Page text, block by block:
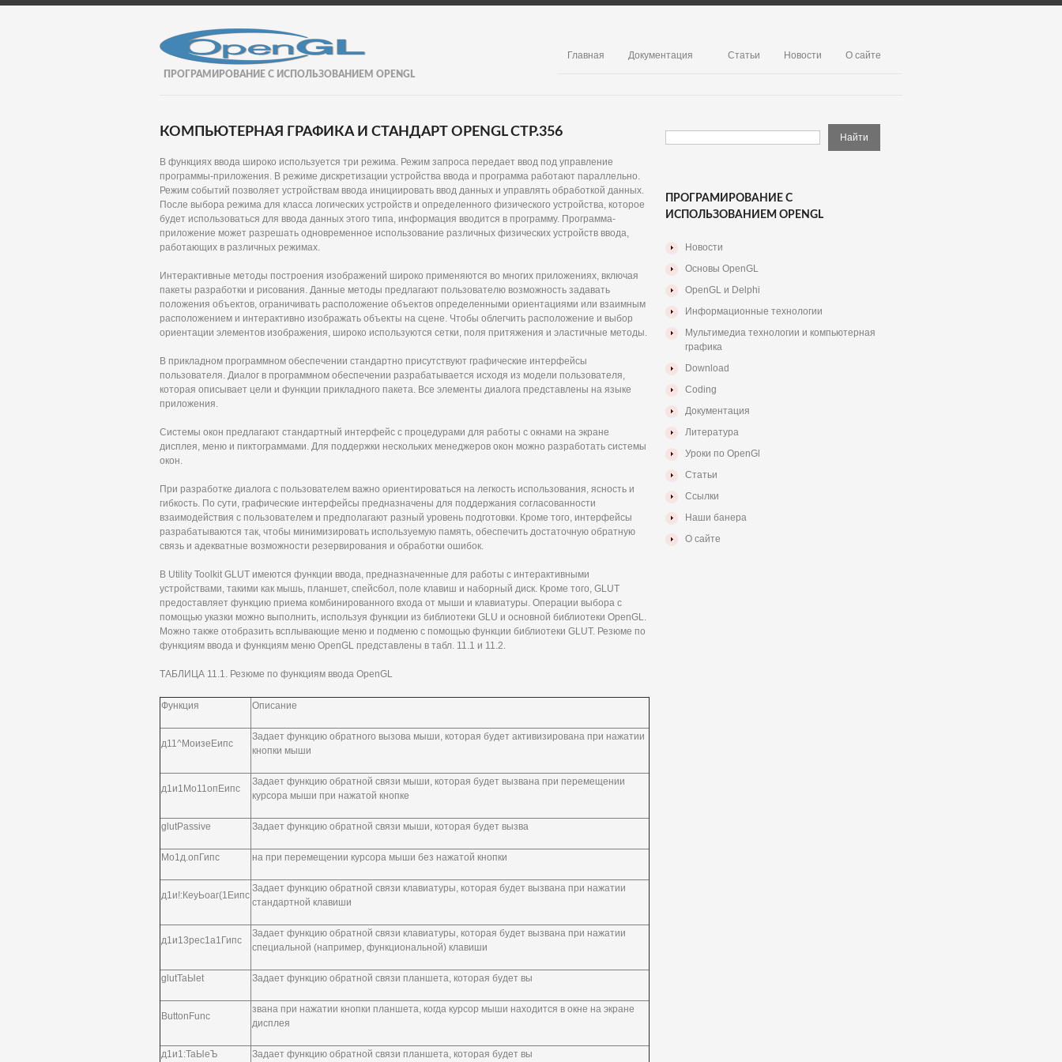
ПРОГРАМИРОВАНИЕ С ИСПОЛЬЗОВАНИЕМ OPENGL
Главная Документация Статьи Новости О сайте
КОМПЬЮТЕРНАЯ ГРАФИКА И СТАНДАРТ OPENGL СТР.356
В функциях ввода широко используется три режима. Режим запроса передает ввод под управление
программы-приложения. В режиме дискретизации устройства ввода и программа работают параллельно.
Режим событий позволяет устройствам ввода инициировать ввод данных и управлять обработкой данных.
После выбора режима для класса логических устройств и определенного физического устройства, которое
будет использоваться для ввода данных этого типа, информация вводится в программу. Программа-
приложение может разрешать одновременное использование различных физических устройств ввода,
работающих в различных режимах.
Интерактивные методы построения изображений широко применяются во многих приложениях, включая
пакеты разработки и рисования. Данные методы предлагают пользователю возможность задавать
положения объектов, ограничивать расположение объектов определенными ориентациями или взаимным
расположением и интерактивно изображать объекты на сцене. Чтобы облегчить расположение и выбор
ориентации элементов изображения, широко используются сетки, поля притяжения и эластичные методы.
В прикладном программном обеспечении стандартно присутствуют графические интерфейсы
пользователя. Диалог в программном обеспечении разрабатывается исходя из модели пользователя,
которая описывает цели и функции прикладного пакета. Все элементы диалога представлены на языке
приложения.
Системы окон предлагают стандартный интерфейс с процедурами для работы с окнами на экране
дисплея, меню и пиктограммами. Для поддержки нескольких менеджеров окон можно разработать системы
окон.
При разработке диалога с пользователем важно ориентироваться на легкость использования, ясность и
гибкость. По сути, графические интерфейсы предназначены для поддержания согласованности
взаимодействия с пользователем и предполагают разный уровень подготовки. Кроме того, интерфейсы
разрабатываются так, чтобы минимизировать используемую память, обеспечить достаточную обратную
связь и адекватные возможности резервирования и обработки ошибок.
В Utility Toolkit GLUT имеются функции ввода, предназначенные для работы с интерактивными
устройствами, такими как мышь, планшет, спейсбол, поле клавиш и наборный диск. Кроме того, GLUT
предоставляет функцию приема комбинированного входа от мыши и клавиатуры. Операции выбора с
помощью указки можно выполнить, используя функции из библиотеки GLU и основной библиотеки OpenGL.
Можно также отобразить всплывающие меню и подменю с помощью функции библиотеки GLUT. Резюме по
функциям ввода и функциям меню OpenGL представлены в табл. 11.1 и 11.2.
ТАБЛИЦА 11.1. Резюме по функциям ввода OpenGL
Функция Описание
д11^МоизеЕипс
Задает функцию обратного вызова мыши, которая будет активизирована при нажатии
кнопки мыши
д1и1Мо11опЕипс
Задает функцию обратной связи мыши, которая будет вызвана при перемещении
курсора мыши при нажатой кнопке
glutPassive Задает функцию обратной связи мыши, которая будет вызва
Мо1д.опГипс на при перемещении курсора мыши без нажатой кнопки
д1и!:КеуЬоаг(1Еипс
Задает функцию обратной связи клавиатуры, которая будет вызвана при нажатии
стандартной клавиши
д1и13рес1а1Гипс
Задает функцию обратной связи клавиатуры, которая будет вызвана при нажатии
специальной (например, функциональной) клавиши
glutTaЫet Задает функцию обратной связи планшета, которая будет вы
ButtonFunc
звана при нажатии кнопки планшета, когда курсор мыши находится в окне на экране
дисплея
д1и1:ТаЫеЪ Задает функцию обратной связи планшета, которая будет вы
ПРОГРАМИРОВАНИЕ С
ИСПОЛЬЗОВАНИЕМ OPENGL
Новости
Основы OpenGL
OpenGL и Delphi
Информационные технологии
Мультимедиа технологии и компьютерная
графика
Download
Coding
Документация
Литература
Уроки по OpenGl
Статьи
Ссылки
Наши банера
О сайте